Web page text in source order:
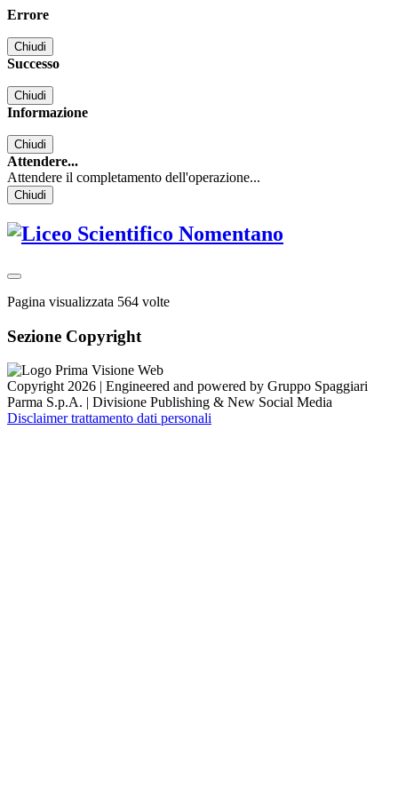
Errore
Chiudi
Successo
Chiudi
Informazione
Chiudi
Attendere...
Attendere il completamento dell'operazione...
Chiudi
Pagina visualizzata 564 volte
Sezione Copyright
Copyright 2026 | Engineered and powered by Gruppo Spaggiari
Parma S.p.A. | Divisione Publishing & New Social Media
Disclaimer trattamento dati personali